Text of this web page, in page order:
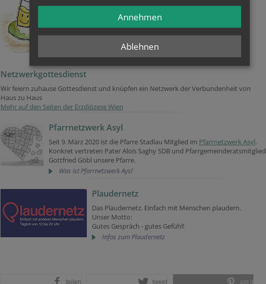
Wir laden ein ...
mehr
Netzwerkgottesdienst
Wir feiern zuhause Gottesdienst und knüpfen ein Netzwerk der Verbundenheit von
Haus zu Haus
Mehr auf den Seiten der Erzdiözese Wien
Pfarrnetzwerk Asyl
Seit 9. März 2020 ist die Pfarre Stadlau Mitglied im Pfarrnetzwerk Asyl.
Konkret vertreten Pater Alois Saghy SDB und Pfarrgemeinderatsmitglied
Gottfried Göbl unsere Pfarre.
Was ist Pfarrnetzwerk Aysl
Plaudernetz
Das Plaudernetz. Einfach mit Menschen plaudern.
Unser Motto:
Gutes Gespräch - gutes Gefühl!
Infos zum Plaudernetz
teilen tweet pin it
Ablehnen
Annehmen